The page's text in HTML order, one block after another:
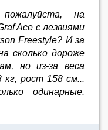
на
Ace с лезвиями
Freestyle? И за
сколько дороже
но из-за веса
кг, рост 158 см...
одинарные.